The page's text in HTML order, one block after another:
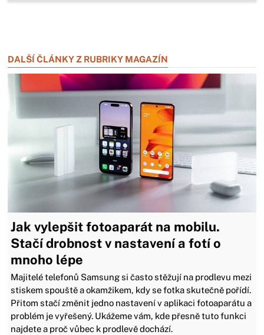
DALŠÍ ČLÁNKY Z RUBRIKY MAGAZÍN
Jak vylepšit fotoaparát na mobilu.
Stačí drobnost v nastavení a fotí o
mnoho lépe
Majitelé telefonů Samsung si často stěžují na prodlevu mezi
stiskem spouště a okamžikem, kdy se fotka skutečně pořídí.
Přitom stačí změnit jedno nastavení v aplikaci fotoaparátu a
problém je vyřešený. Ukážeme vám, kde přesně tuto funkci
najdete a proč vůbec k prodlevě dochází.